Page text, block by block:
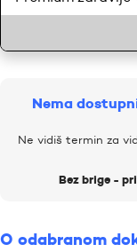
Nema
Ne vidiš termin za
Bez brige -
O odabranom